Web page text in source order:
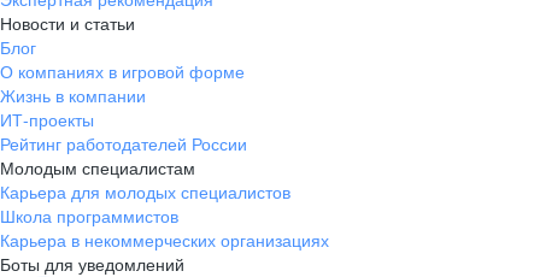
Новости и статьи
Блог
О компаниях в игровой форме
Жизнь в компании
ИТ-проекты
Рейтинг работодателей России
Молодым специалистам
Карьера для молодых специалистов
Школа программистов
Карьера в некоммерческих организациях
Боты для уведомлений